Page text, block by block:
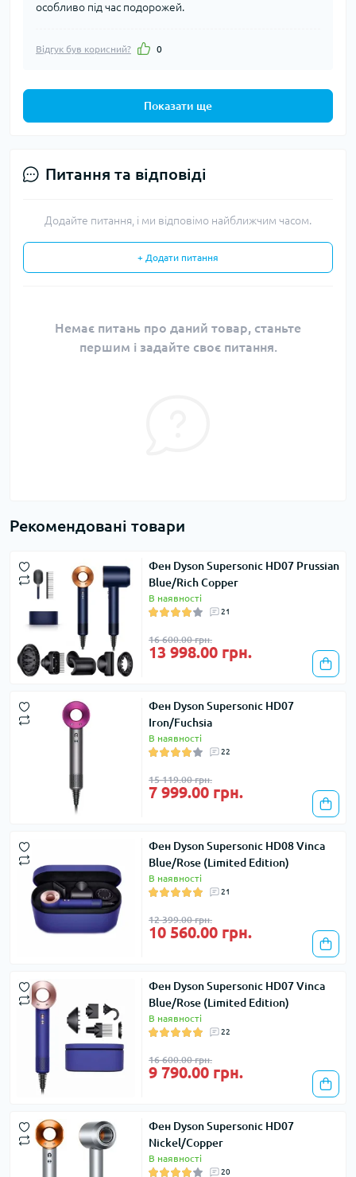
особливо під час подорожей.
Відгук був корисний? 0
Показати ще
Питання та відповіді
Додайте питання, і ми відповімо найближчим часом.
+ Додати питання
Немає питань про даний товар, станьте
першим і задайте своє питання.
Рекомендовані товари
Фен Dyson Supersonic HD07 Prussian
Blue/Rich Copper
В наявності
21
16 600.00 грн.
13 998.00 грн.
Фен Dyson Supersonic HD07
Iron/Fuchsia
В наявності
22
15 119.00 грн.
7 999.00 грн.
Фен Dyson Supersonic HD08 Vinca
Blue/Rose (Limited Edition)
В наявності
21
12 399.00 грн.
10 560.00 грн.
Фен Dyson Supersonic HD07 Vinca
Blue/Rose (Limited Edition)
В наявності
22
16 600.00 грн.
9 790.00 грн.
Фен Dyson Supersonic HD07
Nickel/Copper
В наявності
20